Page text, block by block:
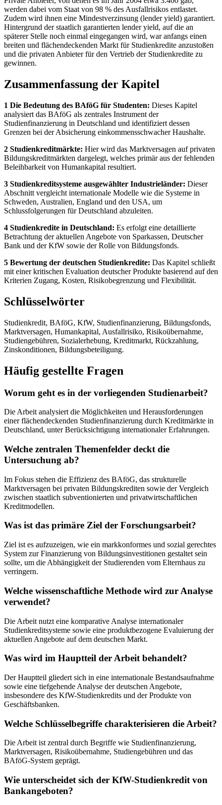
werden dabei vom Staat von 98 % des Ausfallrisikos entlastet.
Zudem wird ihnen eine Mindestverzinsung (lender yield) garantiert.
Hintergrund der staatlich garantierten lender yield, auf die an
späterer Stelle noch einmal eingegangen wird, war anfangs einen
breiten und flächendeckenden Markt für Studienkredite anzustoßen
und die privaten Anbieter für den Vertrieb der Studienkredite zu
gewinnen.
Zusammenfassung der Kapitel
1 Die Bedeutung des BAföG für Studenten: Dieses Kapitel
analysiert das BAföG als zentrales Instrument der
Studienfinanzierung in Deutschland und identifiziert dessen
Grenzen bei der Absicherung einkommensschwacher Haushalte.
2 Studienkreditmärkte: Hier wird das Marktversagen auf privaten
Bildungskreditmärkten dargelegt, welches primär aus der fehlenden
Beleihbarkeit von Humankapital resultiert.
3 Studienkreditsysteme ausgewählter Industrieländer: Dieser
Abschnitt vergleicht internationale Modelle wie die Systeme in
Schweden, Australien, England und den USA, um
Schlussfolgerungen für Deutschland abzuleiten.
4 Studienkredite in Deutschland: Es erfolgt eine detaillierte
Betrachtung der aktuellen Angebote von Sparkassen, Deutscher
Bank und der KfW sowie der Rolle von Bildungsfonds.
5 Bewertung der deutschen Studienkredite: Das Kapitel schließt
mit einer kritischen Evaluation deutscher Produkte basierend auf den
Kriterien Zugang, Kosten, Risikobegrenzung und Flexibilität.
Schlüsselwörter
Studienkredit, BAföG, KfW, Studienfinanzierung, Bildungsfonds,
Marktversagen, Humankapital, Ausfallrisiko, Risikoübernahme,
Studiengebühren, Sozialerhebung, Kreditmarkt, Rückzahlung,
Zinskonditionen, Bildungsbeteiligung.
Häufig gestellte Fragen
Worum geht es in der vorliegenden Studienarbeit?
Die Arbeit analysiert die Möglichkeiten und Herausforderungen
einer flächendeckenden Studienfinanzierung durch Kreditmärkte in
Deutschland, unter Berücksichtigung internationaler Erfahrungen.
Welche zentralen Themenfelder deckt die
Untersuchung ab?
Im Fokus stehen die Effizienz des BAföG, das strukturelle
Marktversagen bei privaten Bildungskrediten sowie der Vergleich
zwischen staatlich subventionierten und privatwirtschaftlichen
Kreditmodellen.
Was ist das primäre Ziel der Forschungsarbeit?
Ziel ist es aufzuzeigen, wie ein markkonformes und sozial gerechtes
System zur Finanzierung von Bildungsinvestitionen gestaltet sein
sollte, um die Abhängigkeit der Studierenden vom Elternhaus zu
verringern.
Welche wissenschaftliche Methode wird zur Analyse
verwendet?
Die Arbeit nutzt eine komparative Analyse internationaler
Studienkreditsysteme sowie eine produktbezogene Evaluierung der
aktuellen Angebote auf dem deutschen Markt.
Was wird im Hauptteil der Arbeit behandelt?
Der Hauptteil gliedert sich in eine internationale Bestandsaufnahme
sowie eine tiefgehende Analyse der deutschen Angebote,
insbesondere des KfW-Studienkredits und der Produkte von
Geschäftsbanken.
Welche Schlüsselbegriffe charakterisieren die Arbeit?
Die Arbeit ist zentral durch Begriffe wie Studienfinanzierung,
Marktversagen, Risikoübernahme, Studiengebühren und das
BAföG-System geprägt.
Wie unterscheidet sich der KfW-Studienkredit von
Bankangeboten?